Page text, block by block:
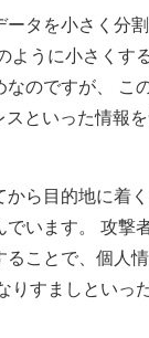
タを小さく分
ように小さくす
のですが、 こ
といった情報
ら目的地に着
でいます。 攻撃
ことで、個人
りすましといっ